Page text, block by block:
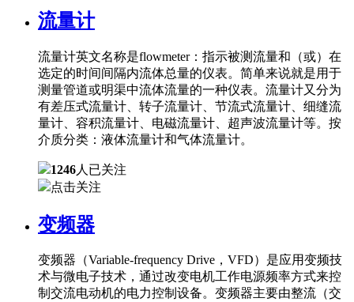
流量计
流量计英文名称是flowmeter：指示被测流量和（或）在
选定的时间间隔内流体总量的仪表。简单来说就是用于
测量管道或明渠中流体流量的一种仪表。流量计又分为
有差压式流量计、转子流量计、节流式流量计、细缝流
量计、容积流量计、电磁流量计、超声波流量计等。按
介质分类：液体流量计和气体流量计。
1246人已关注
点击关注
变频器
变频器（Variable-frequency Drive，VFD）是应用变频技
术与微电子技术，通过改变电机工作电源频率方式来控
制交流电动机的电力控制设备。变频器主要由整流（交